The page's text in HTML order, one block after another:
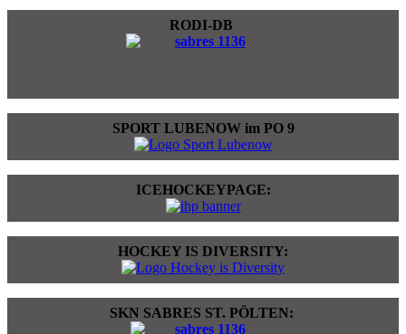
RODI-DB
SPORT LUBENOW im PO 9
ICEHOCKEYPAGE:
HOCKEY IS DIVERSITY:
SKN SABRES ST. PÖLTEN: